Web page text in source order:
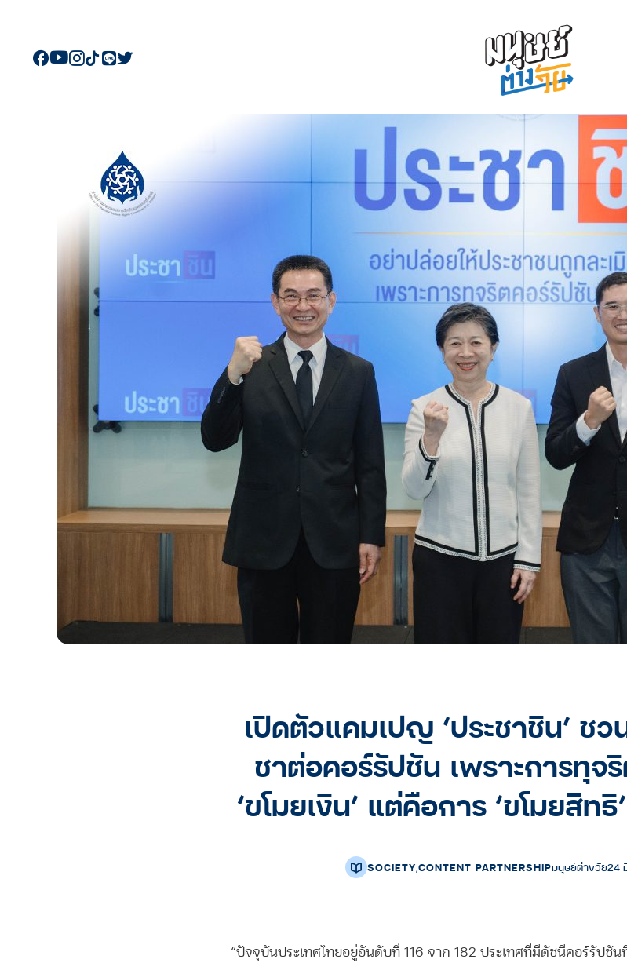
เปิดตัวแคมเปญ ‘ประชาชิน’ ช
ชาต่อคอร์รัปชัน เพราะการทุจ
‘ขโมยเงิน’ แต่คือการ ‘ขโมยสิท
SOCIETY,CONTENT PARTNERSHIPมนุษย์ต่างวัย24
“ปัจจุบันประเทศไทยอยู่อันดับที่ 116 จาก 182 ประเทศที่มีดัชนีคอร์รัปชัน